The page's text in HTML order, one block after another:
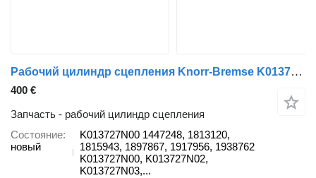
Рабочий цилиндр сцепления Knorr-Bremse K013727N00 для тягача DAF XF
400 €
Запчасть - рабочий цилиндр сцепления
Состояние
новый
K013727N00 1447248, 1813120,
1815943, 1897867, 1917956, 1938762
K013727N00, K013727N02,
K013727N03,...